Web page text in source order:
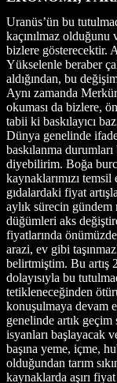
Uranüs’ün bu
kaçınılmaz
bizlere gösterecektir.
Yükselenle beraber
aldığından, bu
Aynı zamanda
okuması da bizlere,
tabii ki baskılayıcı
Dünya genelinde
baskılanma
diyebilirim. Boğa
kaynaklarımızı
gıdalardaki fiyat
aylık sürecin gündem
düğümleri aks
fiyatlarında
arazi, ev gibi
belirtmiştim. Bu artış
dolayısıyla bu
tetikleneceğinden
konuşulmaya devam
genelinde artık geçim
isyanları başlayacak
başına yeme, içme,
olduğundan tarım
kaynaklarda aşırı fiyat